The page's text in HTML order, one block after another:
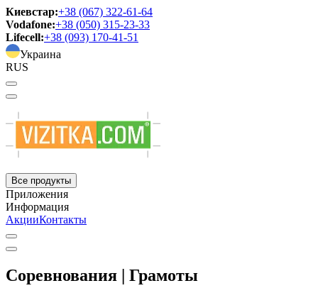
Киевстар:+38 (067) 322-61-64
Vodafone:+38 (050) 315-23-33
Lifecell:+38 (093) 170-41-51
Украина
RUS
Все продукты
Приложения
Информация
АкцииКонтакты
Соревнования | Грамоты